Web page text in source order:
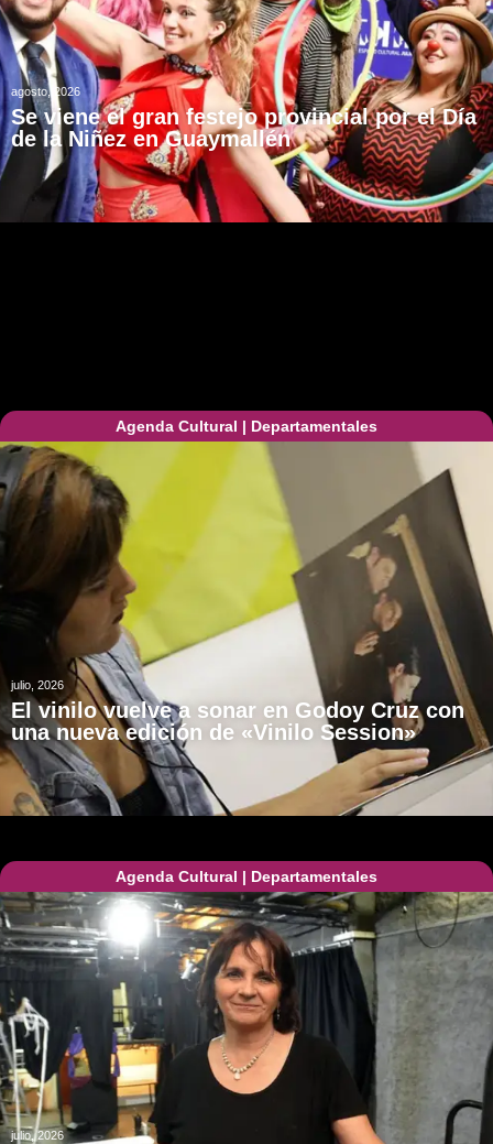
agosto, 2026
Se viene el gran festejo provincial por el Día
de la Niñez en Guaymallén
Agenda Cultural | Departamentales
julio, 2026
El vinilo vuelve a sonar en Godoy Cruz con
una nueva edición de «Vinilo Session»
Agenda Cultural | Departamentales
julio, 2026